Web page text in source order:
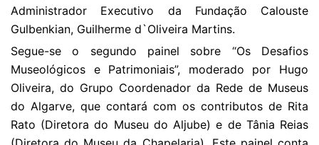
Administrador Executivo da Fundação Calouste
Gulbenkian, Guilherme d`Oliveira Martins.
Segue-se o segundo painel sobre “Os Desafios
Museológicos e Patrimoniais”, moderado por Hugo
Oliveira, do Grupo Coordenador da Rede de Museus
do Algarve, que contará com os contributos de Rita
Rato (Diretora do Museu do Aljube) e de Tânia Reias